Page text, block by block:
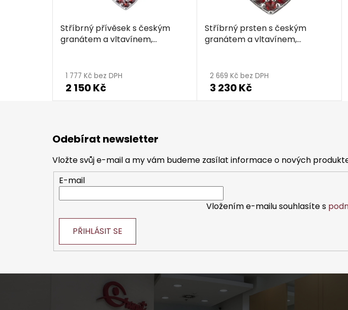
Stříbrný přívěsek s českým
granátem a vltavínem,
1 777 Kč bez DPH
2 150 Kč
Stříbrný prsten s českým
granátem a vltavínem,
2 669 Kč bez DPH
3 230 Kč
Odebírat newsletter
Vložte svůj e-mail a my vám budeme zasílat informace o nových
E-mail
Vložením e-mailu souhlasíte s
PŘIHLÁSIT SE